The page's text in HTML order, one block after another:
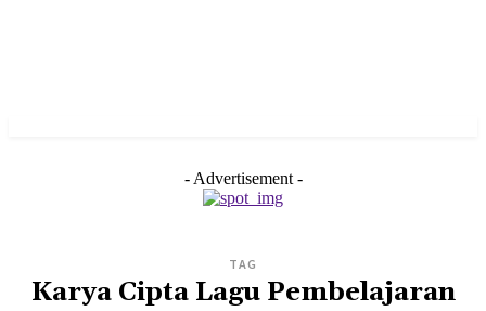
- Advertisement -
TAG
Karya Cipta Lagu Pembelajaran